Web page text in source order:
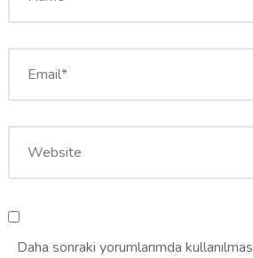
Daha sonraki yorumlarımda